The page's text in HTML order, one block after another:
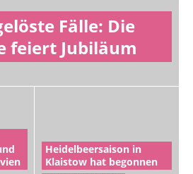
Fälle: Die
feiert Jubiläum
Heidelbeersaison in
Klaistow hat begonnen